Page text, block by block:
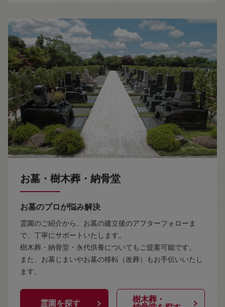
お墓・樹木葬・納骨堂
お墓のプロが悩み解決
霊園のご紹介から、お墓の建立後のアフターフォローま
で、丁寧にサポートいたします。
樹木葬・納骨堂・永代供養についてもご提案可能です。
また、お墓じまいやお墓の移転（改葬）もお手伝いいたし
ます。
霊園を探す 樹木葬・